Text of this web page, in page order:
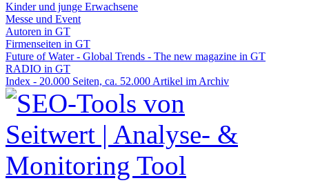
Kinder und junge Erwachsene
Messe und Event
Autoren in GT
Firmenseiten in GT
Future of Water - Global Trends - The new magazine in GT
RADIO in GT
Index - 20.000 Seiten, ca. 52.000 Artikel im Archiv